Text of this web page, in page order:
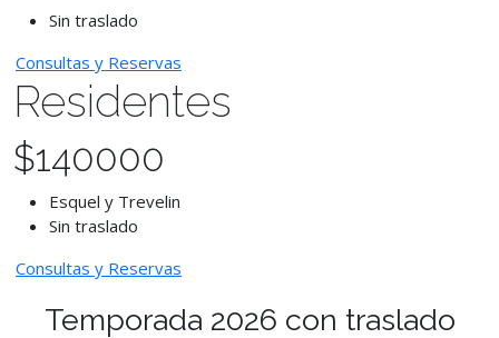
Sin traslado
Consultas y Reservas
Residentes
$140000
Esquel y Trevelin
Sin traslado
Consultas y Reservas
Temporada 2026 con traslado